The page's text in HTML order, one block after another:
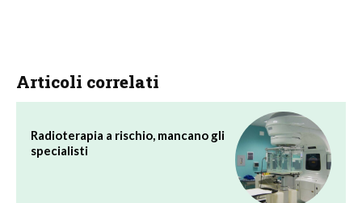
Articoli correlati
Radioterapia a rischio, mancano gli
specialisti